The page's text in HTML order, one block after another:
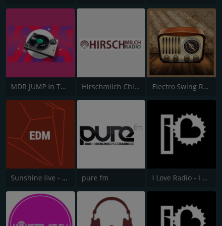
MDR JUMP In The Mix Channel Hirschmilch Chillout Electro Swing Radio
Sunshine live - EDM pure fm I Love Radio - I Love to Dance